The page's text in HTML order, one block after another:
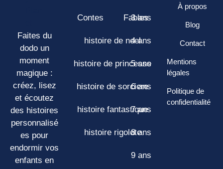
Faites du
dodo un
moment
magique :
créez, lisez
et écoutez
des histoires
personnalisé
es pour
endormir vos
enfants en
Contes Fables
histoire de noel
histoire de princesse
histoire de sorciere
histoire fantastique
histoire rigolote
3 ans
4 ans
5 ans
6 ans
7 ans
8 ans
9 ans
À propos
Blog
Contact
Mentions
légales
Politique de
confidentialité